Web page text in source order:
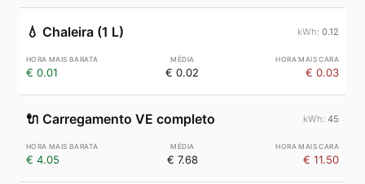
💧 Chaleira (1 L) 0.12
€ 0.01 € 0.02 € 0.03
🔌 Carregamento VE completo 45
€ 4.05 € 7.68 € 11.50